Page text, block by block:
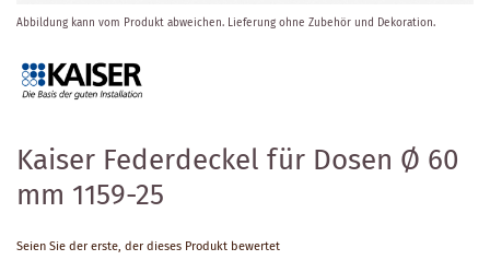
Kaiser Federdeckel für Dosen Ø 60
mm 1159-25
Seien Sie der erste, der dieses Produkt bewertet
Zum
Anfang
der
Bildergalerie
springen
Abbildung kann vom Produkt abweichen. Lieferung ohne Zubehör und Dekoration.